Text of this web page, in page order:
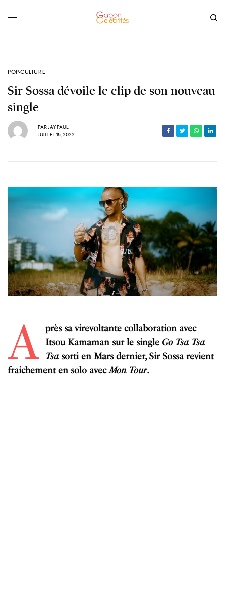
POP-CULTURE
Sir Sossa dévoile le clip de son nouveau
single
PARJAY PAUL
JUILLET 15, 2022
A près sa virevoltante collaboration avec
Itsou Kamaman sur le single Go Tsa Tsa
Tsa sorti en Mars dernier,Sir Sossa revient
fraichement en solo avec Mon Tour.